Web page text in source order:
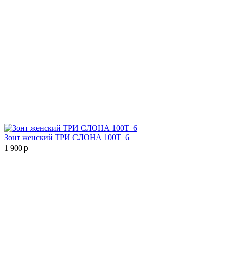
Зонт женский ТРИ СЛОНА 100T_6
1 900p